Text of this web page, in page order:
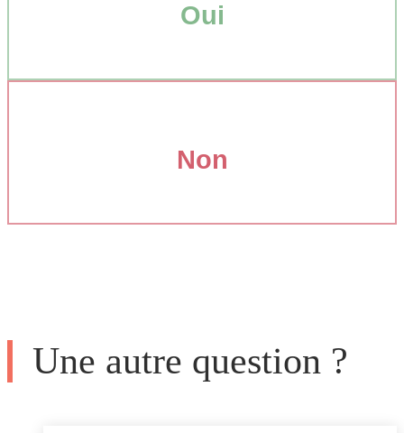
Oui
Non
Une autre question ?